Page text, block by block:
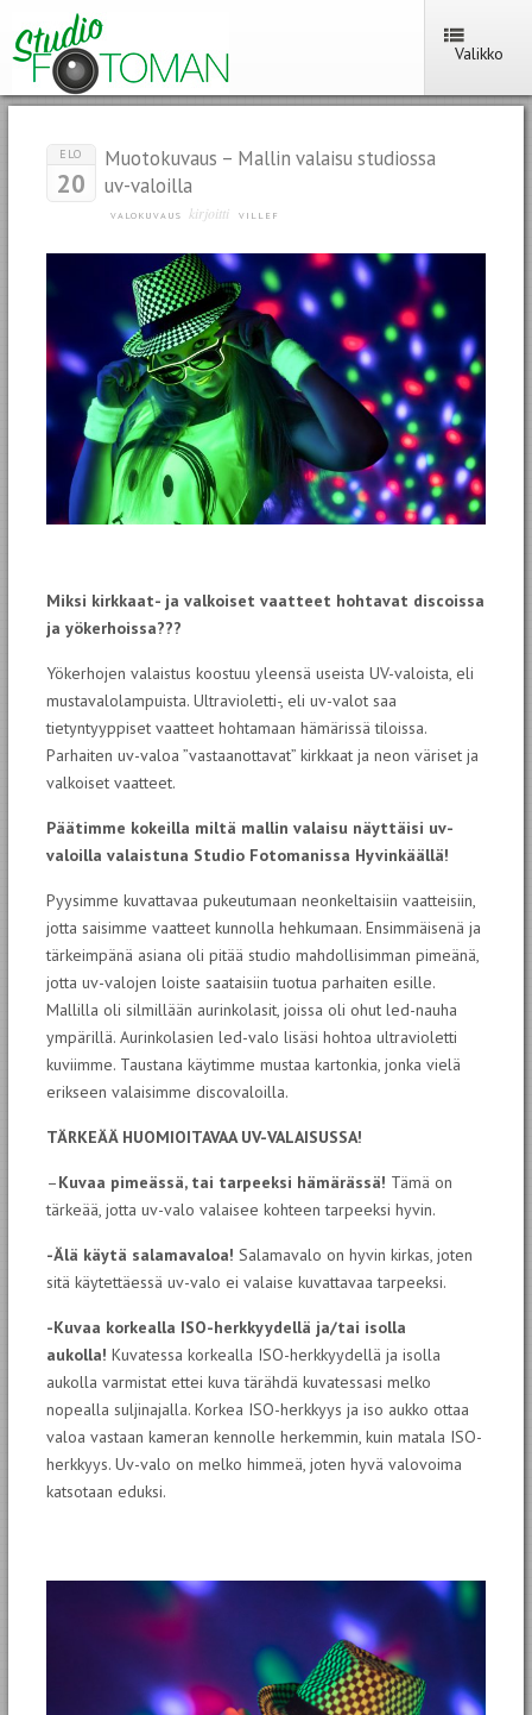
Valikko
ELO
20
Muotokuvaus – Mallin valaisu studiossa
uv-valoilla
VALOKUVAUS kirjoitti VILLEF
Miksi kirkkaat- ja valkoiset vaatteet hohtavat discoissa
ja yökerhoissa???
Yökerhojen valaistus koostuu yleensä useista UV-valoista, eli
mustavalolampuista. Ultravioletti-, eli uv-valot saa
tietyntyyppiset vaatteet hohtamaan hämärissä tiloissa.
Parhaiten uv-valoa ”vastaanottavat” kirkkaat ja neon väriset ja
valkoiset vaatteet.
Päätimme kokeilla miltä mallin valaisu näyttäisi uv-
valoilla valaistuna Studio Fotomanissa Hyvinkäällä!
Pyysimme kuvattavaa pukeutumaan neonkeltaisiin vaatteisiin,
jotta saisimme vaatteet kunnolla hehkumaan. Ensimmäisenä ja
tärkeimpänä asiana oli pitää studio mahdollisimman pimeänä,
jotta uv-valojen loiste saataisiin tuotua parhaiten esille.
Mallilla oli silmillään aurinkolasit, joissa oli ohut led-nauha
ympärillä. Aurinkolasien led-valo lisäsi hohtoa ultravioletti
kuviimme. Taustana käytimme mustaa kartonkia, jonka vielä
erikseen valaisimme discovaloilla.
TÄRKEÄÄ HUOMIOITAVAA UV-VALAISUSSA!
–Kuvaa pimeässä, tai tarpeeksi hämärässä! Tämä on
tärkeää, jotta uv-valo valaisee kohteen tarpeeksi hyvin.
-Älä käytä salamavaloa! Salamavalo on hyvin kirkas, joten
sitä käytettäessä uv-valo ei valaise kuvattavaa tarpeeksi.
-Kuvaa korkealla ISO-herkkyydellä ja/tai isolla
aukolla! Kuvatessa korkealla ISO-herkkyydellä ja isolla
aukolla varmistat ettei kuva tärähdä kuvatessasi melko
nopealla suljinajalla. Korkea ISO-herkkyys ja iso aukko ottaa
valoa vastaan kameran kennolle herkemmin, kuin matala ISO-
herkkyys. Uv-valo on melko himmeä, joten hyvä valovoima
katsotaan eduksi.